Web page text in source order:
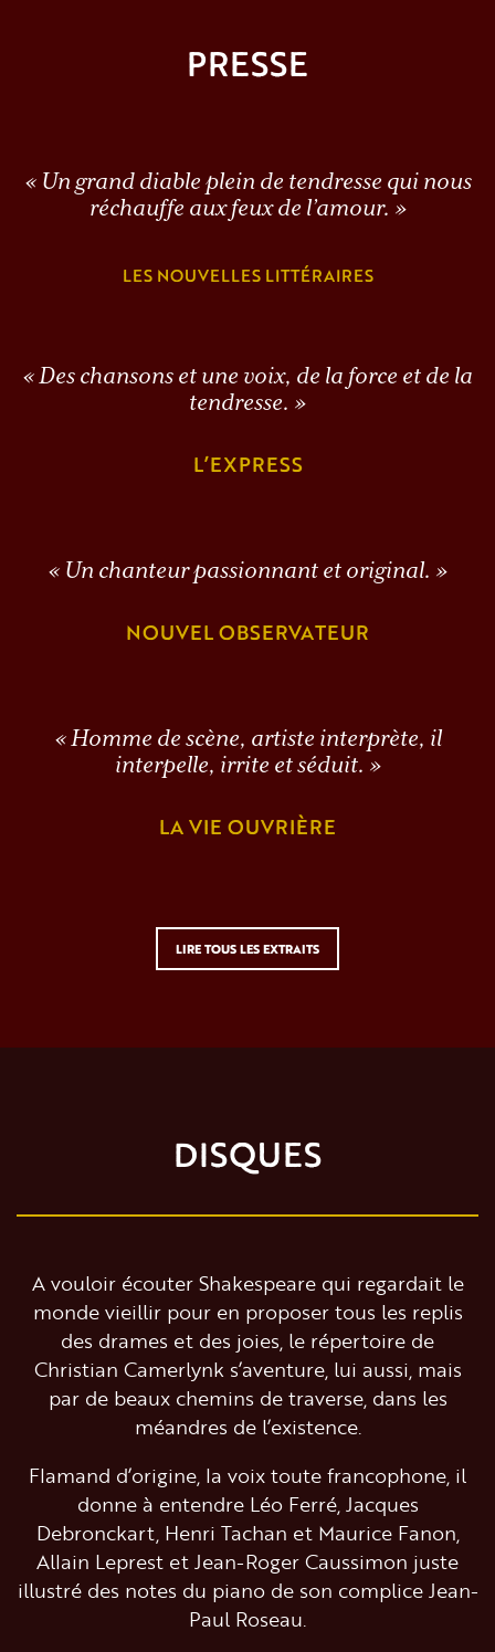
PRESSE
« Un grand diable plein de tendresse qui nous
réchauffe aux feux de l’amour. »
LES NOUVELLES LITTÉRAIRES
« Des chansons et une voix, de la force et de la
tendresse. »
L’EXPRESS
« Un chanteur passionnant et original. »
NOUVEL OBSERVATEUR
« Homme de scène, artiste interprète, il
interpelle, irrite et séduit. »
LA VIE OUVRIÈRE
LIRE TOUS LES EXTRAITS
DISQUES
A vouloir écouter Shakespeare qui regardait le
monde vieillir pour en proposer tous les replis
des drames et des joies, le répertoire de
Christian Camerlynk s’aventure, lui aussi, mais
par de beaux chemins de traverse, dans les
méandres de l’existence.
Flamand d’origine, la voix toute francophone, il
donne à entendre Léo Ferré, Jacques
Debronckart, Henri Tachan et Maurice Fanon,
Allain Leprest et Jean-Roger Caussimon juste
illustré des notes du piano de son complice Jean-
Paul Roseau.